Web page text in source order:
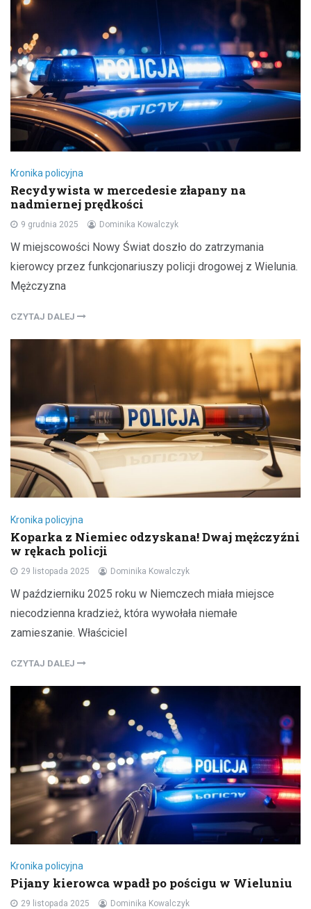
Kronika policyjna
Recydywista w mercedesie złapany na
nadmiernej prędkości
9 grudnia 2025 Dominika Kowalczyk
W miejscowości Nowy Świat doszło do zatrzymania
kierowcy przez funkcjonariuszy policji drogowej z Wielunia.
Mężczyzna
CZYTAJ DALEJ
Kronika policyjna
Koparka z Niemiec odzyskana! Dwaj mężczyźni
w rękach policji
29 listopada 2025 Dominika Kowalczyk
W październiku 2025 roku w Niemczech miała miejsce
niecodzienna kradzież, która wywołała niemałe
zamieszanie. Właściciel
CZYTAJ DALEJ
Kronika policyjna
Pijany kierowca wpadł po pościgu w Wieluniu
29 listopada 2025 Dominika Kowalczyk